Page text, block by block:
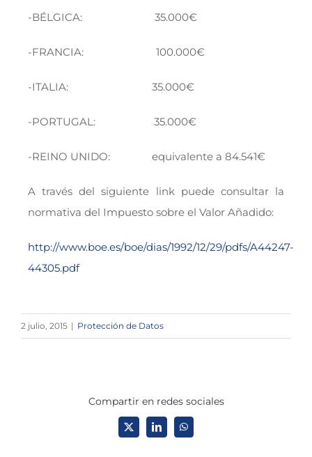
-BÉLGICA: 35.000€
-FRANCIA: 100.000€
-ITALIA: 35.000€
-PORTUGAL: 35.000€
-REINO UNIDO: equivalente a 84.541€
A través del siguiente link puede consultar la
normativa del Impuesto sobre el Valor Añadido:
http://www.boe.es/boe/dias/1992/12/29/pdfs/A44247-
44305.pdf
2 julio, 2015 | Protección de Datos
Compartir en redes sociales
X LinkedInWhatsApp